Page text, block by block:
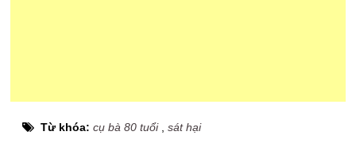
Từ khóa:cụ bà 80 tuổi,sát hại